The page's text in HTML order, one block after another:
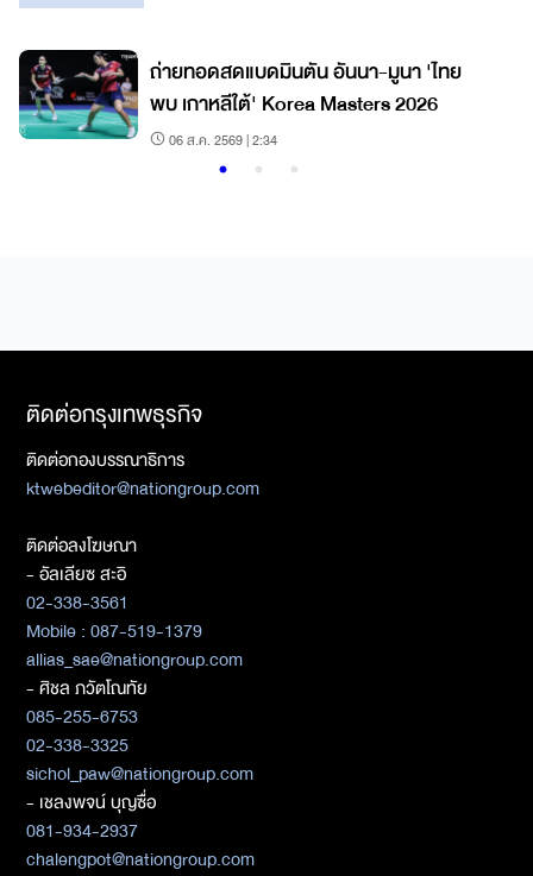
ถ่ายทอดสดแบดมินตัน อันนา-มูนา 'ไทย
พบ เกาหลีใต้' Korea Masters 2026
06 ส.ค. 2569 | 2:34
ติดต่อกรุงเทพธุรกิจ
ติดต่อกองบรรณาธิการ
ktwebeditor@nationgroup.com
ติดต่อลงโฆษณา
- อัลเลียซ สะอิ
02-338-3561
Mobile : 087-519-1379
allias_sae@nationgroup.com
- ศิชล ภวัตโณทัย
085-255-6753
02-338-3325
sichol_paw@nationgroup.com
- เชลงพจน์ บุญซื่อ
081-934-2937
chalengpot@nationgroup.com